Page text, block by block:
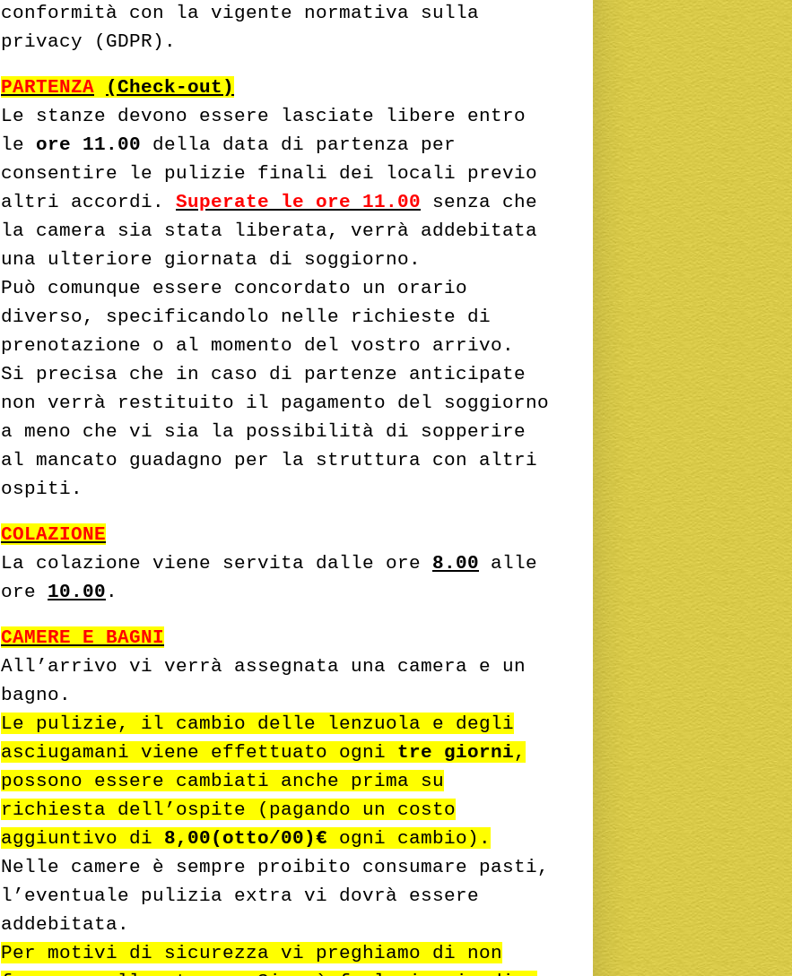
conformità con la vigente normativa sulla
privacy (GDPR).
PARTENZA
(Check-out)
Le stanze devono essere lasciate libere entro
le ore 11.00 della data di partenza per
consentire le pulizie finali dei locali previo
altri accordi. Superate le ore 11.00 senza che
la camera sia stata liberata, verrà addebitata
una ulteriore giornata di soggiorno.
Può comunque essere concordato un orario
diverso, specificandolo nelle richieste di
prenotazione o al momento del vostro arrivo.
Si precisa che in caso di partenze anticipate
non verrà restituito il pagamento del soggiorno
a meno che vi sia la possibilità di sopperire
al mancato guadagno per la struttura con altri
ospiti.
COLAZIONE
La colazione viene servita dalle ore 8.00 alle
ore 10.00 .
CAMERE E BAGNI
All’arrivo vi verrà assegnata una camera e un
bagno.
Le pulizie, il cambio delle lenzuola e degli
asciugamani viene effettuato ogni tre giorni,
possono essere cambiati anche prima su
richiesta dell’ospite (pagando un costo
aggiuntivo di 8,00(otto/00)€ ogni cambio).
Nelle camere è sempre proibito consumare pasti,
l’eventuale pulizia extra vi dovrà essere
addebitata.
Per motivi di sicurezza vi preghiamo di non